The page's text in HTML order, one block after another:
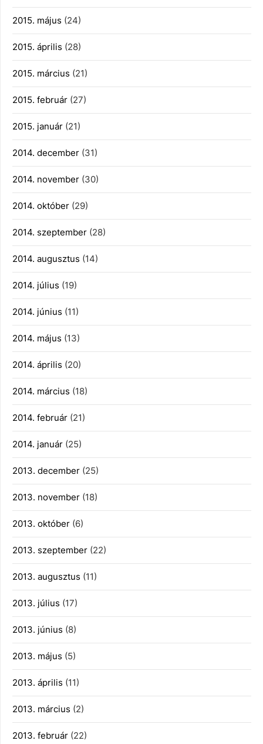
2015. május (24)
2015. április (28)
2015. március (21)
2015. február (27)
2015. január (21)
2014. december (31)
2014. november (30)
2014. október (29)
2014. szeptember (28)
2014. augusztus (14)
2014. július (19)
2014. június (11)
2014. május (13)
2014. április (20)
2014. március (18)
2014. február (21)
2014. január (25)
2013. december (25)
2013. november (18)
2013. október (6)
2013. szeptember (22)
2013. augusztus (11)
2013. július (17)
2013. június (8)
2013. május (5)
2013. április (11)
2013. március (2)
2013. február (22)